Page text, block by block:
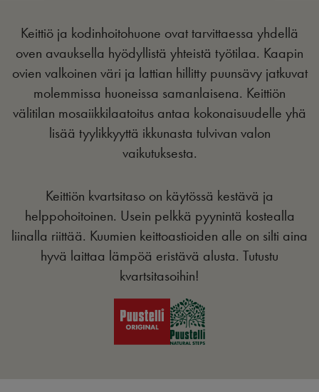
Keittiö ja kodinhoitohuone ovat tarvittaessa yhdellä
oven avauksella hyödyllistä yhteistä työtilaa. Kaapin
ovien valkoinen väri ja lattian hillitty puunsävy jatkuvat
molemmissa huoneissa samanlaisena. Keittiön
välitilan mosaiikkilaatoitus antaa kokonaisuudelle yhä
lisää tyylikkyyttä ikkunasta tulvivan valon
vaikutuksesta.
Keittiön kvartsitaso on käytössä kestävä ja
helppohoitoinen. Usein pelkkä pyynintä kostealla
liinalla riittää. Kuumien keittoastioiden alle on silti aina
hyvä laittaa lämpöä eristävä alusta. Tutustu
kvartsitasoihin!